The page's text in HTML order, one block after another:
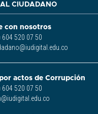
CIUDADANO
con nosotros
520 07 50
actos de Corrupción
520 07 50